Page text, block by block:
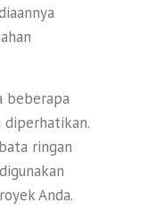
beberapa
diperhatikan.
ringan
Anda.